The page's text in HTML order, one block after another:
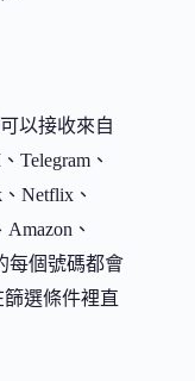
以接收來自
Telegram、
Netflix、
、
每個號碼都會
選條件裡直